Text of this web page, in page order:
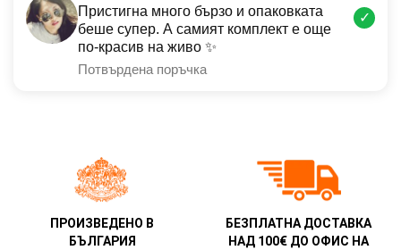
Пристигна много бързо и опаковката
беше супер. А самият комплект е още
по-красив на живо ✨
Потвърдена поръчка
✓
ПРОИЗВЕДЕНО В
БЪЛГАРИЯ
БЕЗПЛАТНА ДОСТАВКА
НАД 100€ ДО ОФИС НА